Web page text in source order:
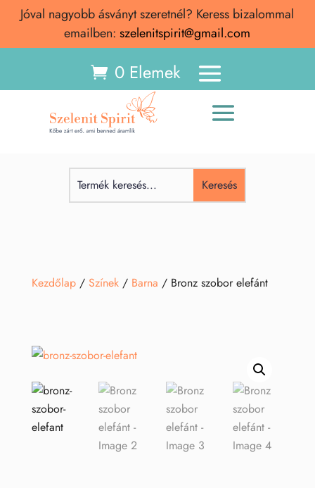
Jóval nagyobb ásványt szeretnél? Keress bizalommal
emailben: szelenitspirit@gmail.com
0 Elemek
Kezdőlap/ Színek/ Barna / Bronz szobor elefánt